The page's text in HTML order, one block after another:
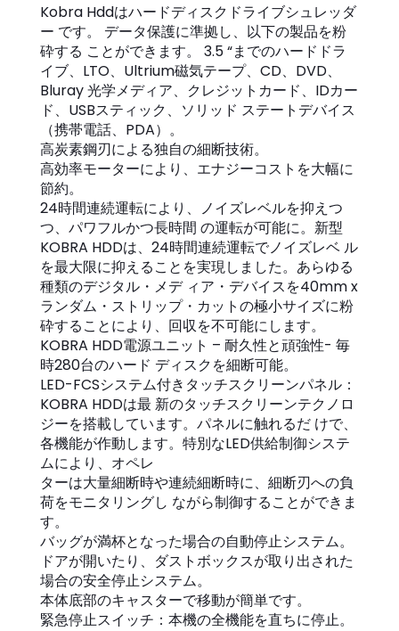
Kobra Hddはハードディスクドライブシュレッダ
ー です。 データ保護に準拠し、以下の製品を粉
砕する ことができます。 3.5 “までのハードドラ
イブ、LTO、Ultrium磁気テープ、CD、DVD、
Bluray 光学メディア、クレジットカード、IDカー
ド、USBスティック、ソリッド ステートデバイス
（携帯電話、PDA）。
高炭素鋼刃による独自の細断技術。
高効率モーターにより、エナジーコストを大幅に
節約。
24時間連続運転により、ノイズレベルを抑えつ
つ、パワフルかつ長時間 の運転が可能に。新型
KOBRA HDDは、24時間連続運転でノイズレベ ル
を最大限に抑えることを実現しました。あらゆる
種類のデジタル・メデ ィア・デバイスを40mm x
ランダム・ストリップ・カットの極小サイズに粉
砕することにより、回収を不可能にします。
KOBRA HDD電源ユニット – 耐久性と頑強性- 毎
時280台のハード ディスクを細断可能。
LED-FCSシステム付きタッチスクリーンパネル：
KOBRA HDDは最 新のタッチスクリーンテクノロ
ジーを搭載しています。パネルに触れるだ けで、
各機能が作動します。特別なLED供給制御システ
ムにより、オペレ
ターは大量細断時や連続細断時に、細断刃への負
荷をモニタリングし ながら制御することができま
す。
バッグが満杯となった場合の自動停止システム。
ドアが開いたり、ダストボックスが取り出された
場合の安全停止システム。
本体底部のキャスターで移動が簡単です。
緊急停止スイッチ：本機の全機能を直ちに停止。